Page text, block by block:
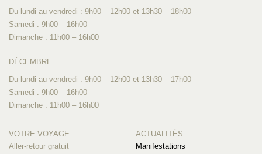
Du lundi au vendredi : 9h00 – 12h00 et 13h30 – 18h00
Samedi : 9h00 – 16h00
Dimanche : 11h00 – 16h00
DÉCEMBRE
Du lundi au vendredi : 9h00 – 12h00 et 13h30 – 17h00
Samedi : 9h00 – 16h00
Dimanche : 11h00 – 16h00
VOTRE VOYAGE
Aller-retour gratuit
ACTUALITÉS
Manifestations